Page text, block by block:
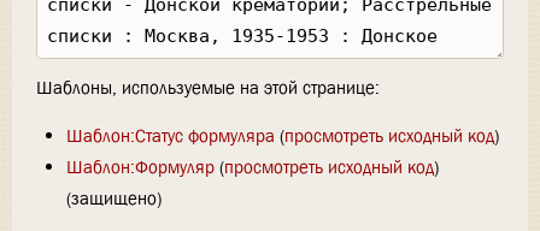
Шаблоны, используемые на этой странице:
Шаблон:Статус формуляра (просмотреть исходный код)
Шаблон:Формуляр(просмотреть исходный код)
(защищено)